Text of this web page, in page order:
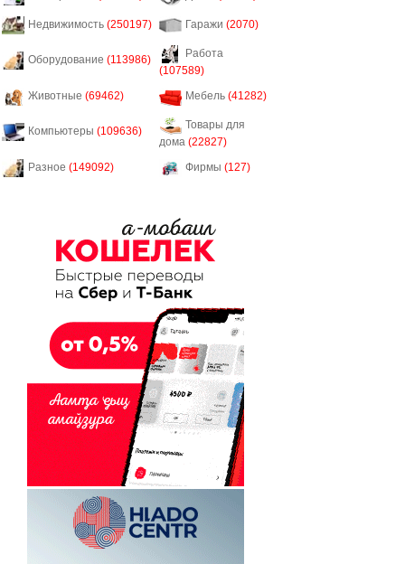
Недвижимость (250197) Гаражи (2070)
Оборудование (113986)
Работа
(107589)
Животные (69462) Мебель (41282)
Компьютеры (109636)
Товары для
дома (22827)
Разное (149092) Фирмы (127)